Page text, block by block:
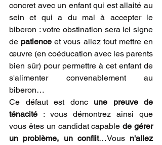
concret avec un enfant qui est allaité au
sein et qui a du mal à accepter le
biberon : votre obstination sera ici signe
de patience et vous allez tout mettre en
œuvre (en coéducation avec les parents
bien sûr) pour permettre à cet enfant de
s'alimenter convenablement au
biberon…
Ce défaut est donc une preuve de
ténacité : vous démontrez ainsi que
vous êtes un candidat capable de gérer
un problème, un conflit…Vous n'allez